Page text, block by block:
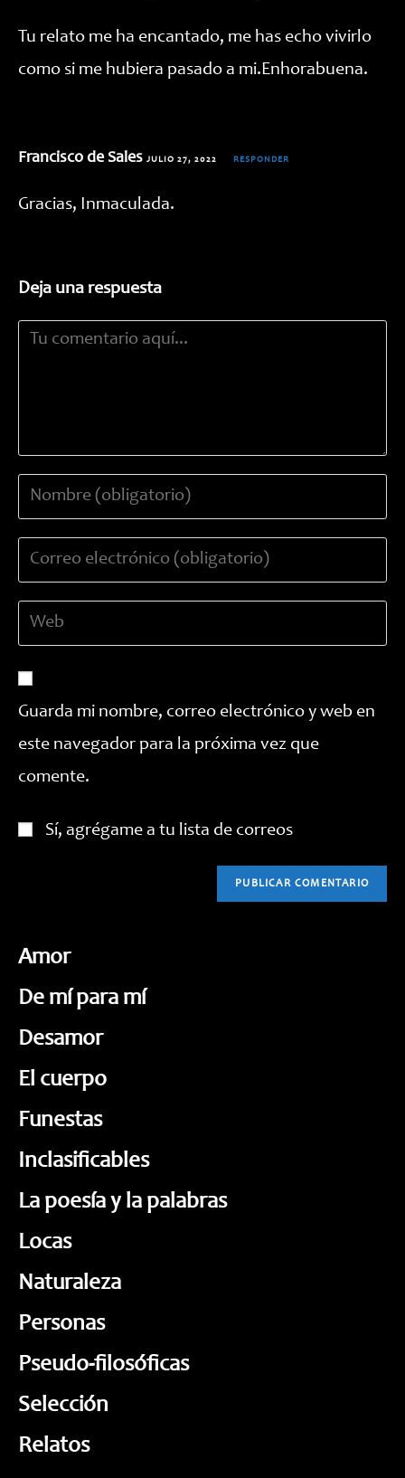
Tu relato me ha encantado, me has echo vivirlo
como si me hubiera pasado a mi.Enhorabuena.
Francisco de Sales JULIO 27, 2022 RESPONDER
Gracias, Inmaculada.
Deja una respuesta
Comentario
usuario
para
de
para
comentar
(opcional)
Guarda mi nombre, correo electrónico y web en
este navegador para la próxima vez que
comente.
Sí, agrégame a tu lista de correos
Amor
De mí para mí
Desamor
El cuerpo
Funestas
Inclasificables
La poesía y la palabras
Locas
Naturaleza
Personas
Pseudo-filosóficas
Selección
Relatos